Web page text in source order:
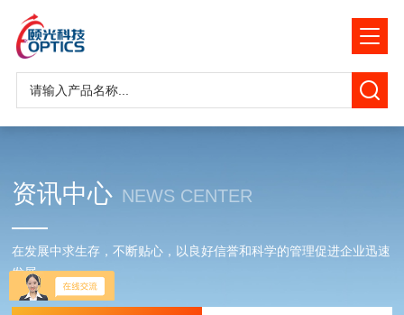
资讯中心 NEWS CENTER
在发展中求生存，不断贴心，以良好信誉和科学的管理促进企业迅速
发展